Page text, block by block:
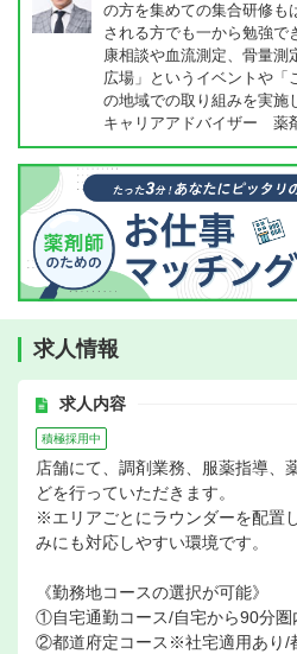
の方を集めての集合研修も
される方でも一から勉強で
康相談や血流測定、骨量測
広場」というイベントや「
の地域での取り組みを実施
キャリアアドバイザー 薬
求人情報
求人内容
積極採用中
店舗にて、調剤業務、服薬指導、
どを行っていただきます。
※エリアごとにラウンダーを配置
みにも対応しやすい環境です。
《勤務地コースの選択が可能》
①自宅通勤コース/自宅から90分圏
②都道府定コース※社宅適用あり/